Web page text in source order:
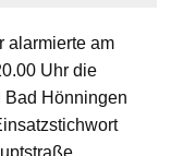
alarmierte am
Uhr die
Bad Hönningen